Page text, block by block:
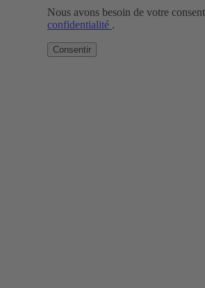
Nous avons besoin de votre
confidentialité .
Consentir